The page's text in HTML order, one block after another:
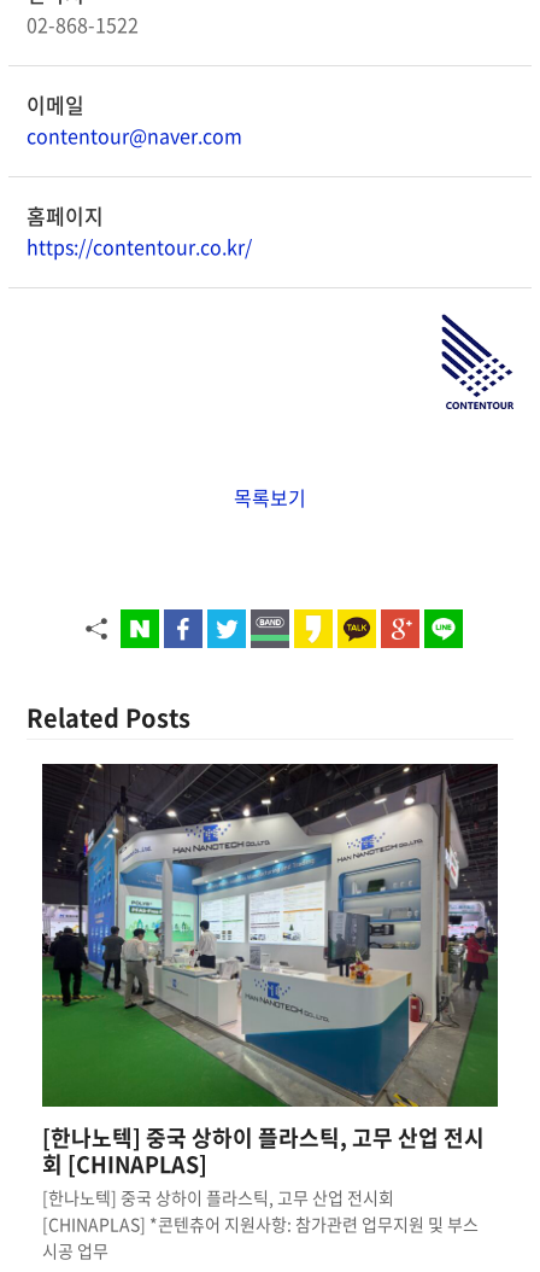
02-868-1522
이메일
contentour@naver.com
홈페이지
https://contentour.co.kr/
목록보기
Related Posts
[한나노텍] 중국 상하이 플라스틱, 고무 산업 전시
회 [CHINAPLAS]
[한나노텍] 중국 상하이 플라스틱, 고무 산업 전시회
[CHINAPLAS] *콘텐츄어 지원사항: 참가관련 업무지원 및 부스
시공 업무